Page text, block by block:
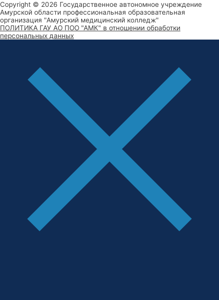
Copyright © 2026 Государственное автономное учреждение
Амурской области профессиональная образовательная
организация "Амурский медицинский колледж"
ПОЛИТИКА ГАУ АО ПОО "АМК" в отношении обработки
персональных данных